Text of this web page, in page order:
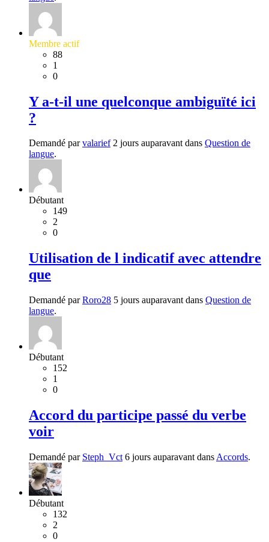
Membre actif
88
1
0
Y a-t-il une quelconque ambiguïté ici
?
Demandé parvalarief2 jours auparavant dans Question de
langue.
Débutant
149
2
0
Utilisation de l indicatif avec attendre
que
Demandé parRoro28 5 jours auparavant dans Question de
langue.
Débutant
152
1
0
Accord du participe passé du verbe
voir
Demandé par Steph_Vct 6 jours auparavant dans Accords.
Débutant
132
2
0